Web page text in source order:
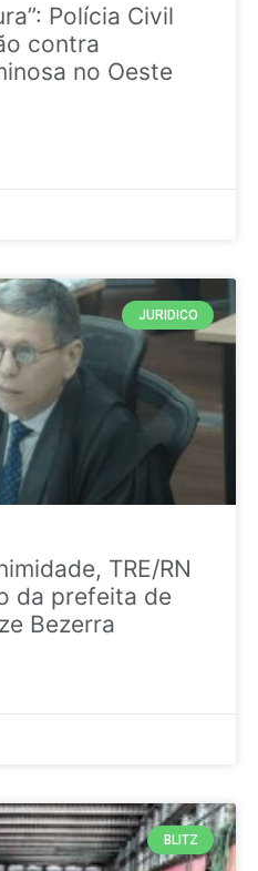
Polícia Civil
contra
no Oeste
JURIDICO
TRE/RN
da prefeita de
Bezerra
BLITZ